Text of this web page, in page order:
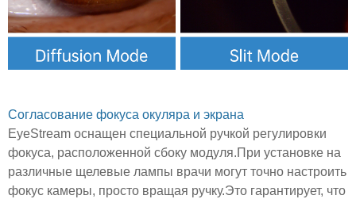
Согласование фокуса окуляра и экрана
EyeStream оснащен специальной ручкой регулировки
фокуса, расположенной сбоку модуля.При установке на
различные щелевые лампы врачи могут точно настроить
фокус камеры, просто вращая ручку.Это гарантирует, что